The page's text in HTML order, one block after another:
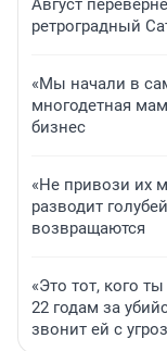
ретроградный
«Мы начали в
многодетная
бизнес
«Не привози их
разводит
возвращаются
«Это тот, кого
22 годам за
звонит ей с